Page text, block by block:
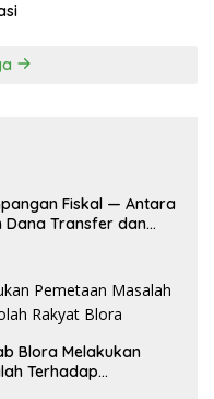
Fiskal — Antara
Dana Transfer dan
Blora Melakukan
Terhadap